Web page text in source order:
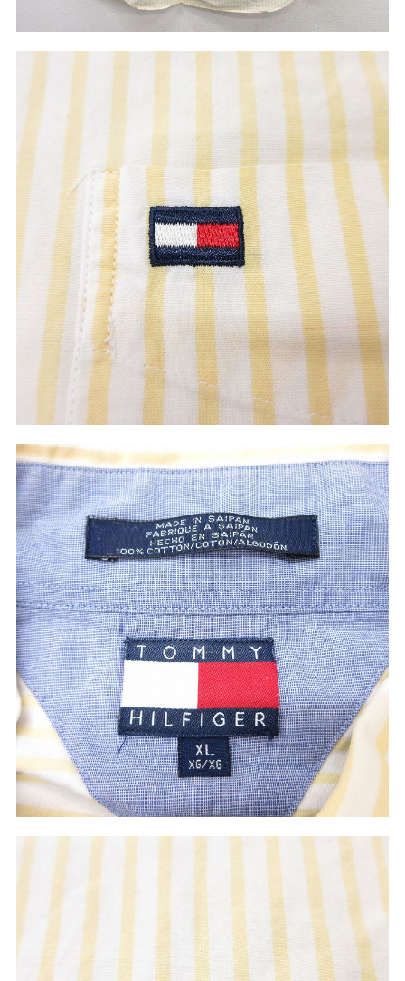
90年代 80年代
60年代 50年代 40年代
すべての年代を見る
週刊ラッシュアウト新聞
古着コラム
メディア・イベント情報
Youtube 古着屋Rush Out チャンネル
スタッフコーディネート
ご利用案内
お客様の声
レビュー1万件突破
お気に入りリスト
会社概要・店舗一覧
会員登録
メルマガ登録
古着卸売
特定商取引法に基づく表示
プライバシーポリシー
お問い合わせ